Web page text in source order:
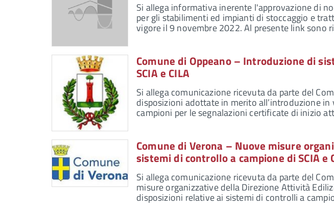
Si allega informativa inerente l'approvazione di
per gli stabilimenti ed impianti di stoccaggio e
vigore il 9 novembre 2022. Al presente link sono
Comune di Oppeano – Introduzione di
SCIA e CILA
Si allega comunicazione ricevuta da parte del
disposizioni adottate in merito all’introduzione
campioni per le segnalazioni certificate di inizio
Comune di Verona – Nuove misure
sistemi di controllo a campione di SCIA e
Si allega comunicazione ricevuta da parte del
misure organizzative della Direzione Attività
disposizioni relative ai sistemi di controlli a